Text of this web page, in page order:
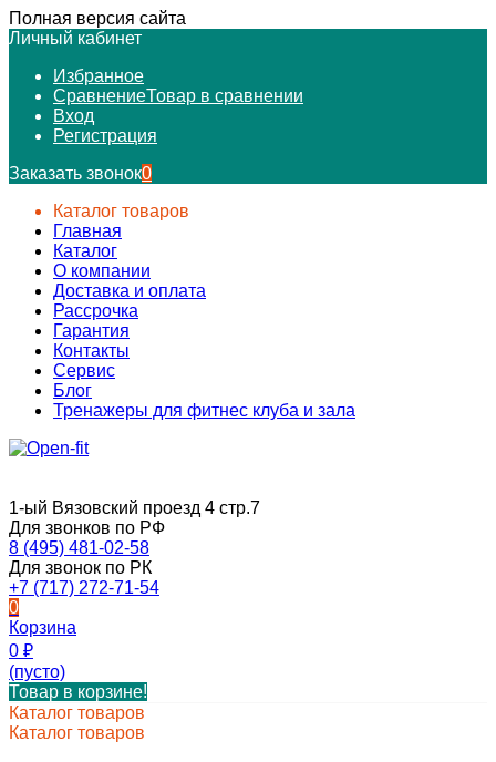
Полная версия сайта
Личный кабинет
Избранное
СравнениеТовар в сравнении
Вход
Регистрация
Заказать звонок0
Каталог товаров
Главная
Каталог
О компании
Доставка и оплата
Рассрочка
Гарантия
Контакты
Сервис
Блог
Тренажеры для фитнес клуба и зала
1-ый Вязовский проезд 4 стр.7
Для звонков по РФ
8 (495) 481-02-58
Для звонок по РК
+7 (717) 272-71-54
0
Корзина
0 ₽
(пусто)
Товар в корзине!
Каталог товаров
Каталог товаров